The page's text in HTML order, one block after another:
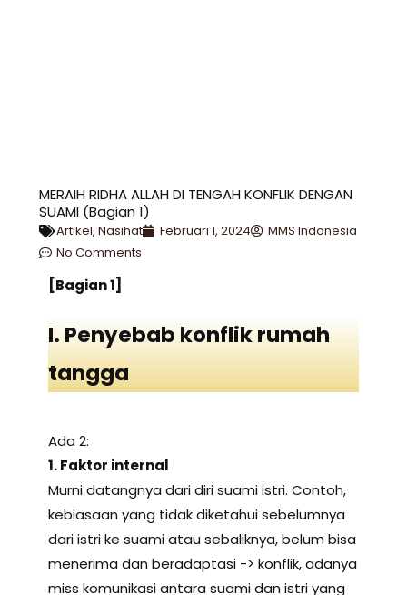
MERAIH RIDHA ALLAH DI TENGAH KONFLIK DENGAN
SUAMI (Bagian 1)
Artikel, Nasihat Februari 1, 2024
MMS Indonesia
No Comments
[Bagian 1]
I. Penyebab konflik rumah
tangga
Ada 2:
1. Faktor internal
Murni datangnya dari diri suami istri. Contoh,
kebiasaan yang tidak diketahui sebelumnya
dari istri ke suami atau sebaliknya, belum bisa
menerima dan beradaptasi -> konflik, adanya
miss komunikasi antara suami dan istri yang